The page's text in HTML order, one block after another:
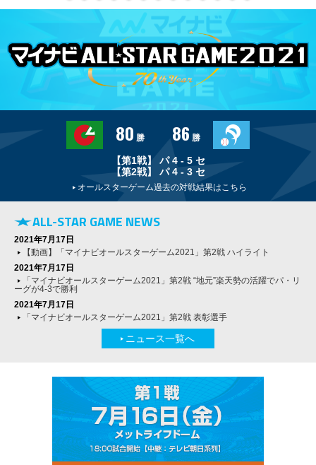
86 勝
80 勝
【第1戦】 パ 4 - 5 セ
【第2戦】 パ 4 - 3 セ
オールスターゲーム過去の対戦結果はこちら
ALL-STAR GAME NEWS
2021年7月17日
【動画】「マイナビオールスターゲーム2021」第2戦 ハイライト
2021年7月17日
「マイナビオールスターゲーム2021」第2戦 “地元”楽天勢の活躍でパ・リ
ーグが4-3で勝利
2021年7月17日
「マイナビオールスターゲーム2021」第2戦 表彰選手
ニュース一覧へ